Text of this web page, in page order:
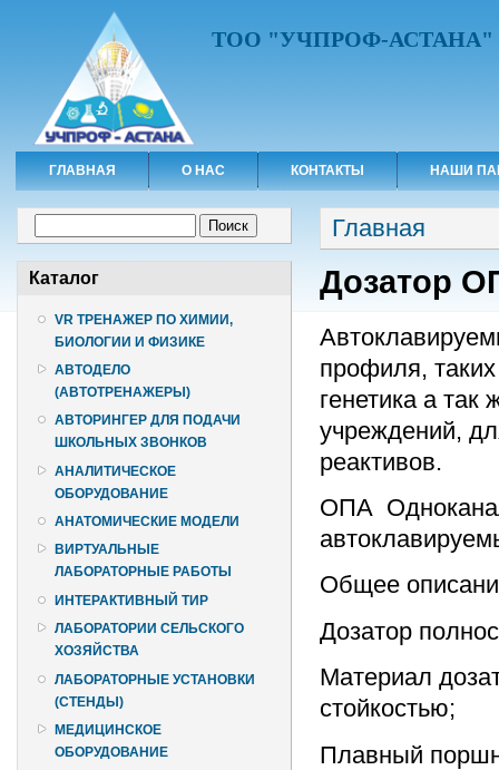
ТОО "УЧПРОФ-АСТАНА"
ГЛАВНАЯ О НАС КОНТАКТЫ НАШИ
Каталог
VR ТРЕНАЖЕР ПО ХИМИИ,
БИОЛОГИИ И ФИЗИКЕ
АВТОДЕЛО
(АВТОТРЕНАЖЕРЫ)
АВТОРИНГЕР ДЛЯ ПОДАЧИ
ШКОЛЬНЫХ ЗВОНКОВ
АНАЛИТИЧЕСКОЕ
ОБОРУДОВАНИЕ
АНАТОМИЧЕСКИЕ МОДЕЛИ
ВИРТУАЛЬНЫЕ
ЛАБОРАТОРНЫЕ РАБОТЫ
ИНТЕРАКТИВНЫЙ ТИР
ЛАБОРАТОРИИ СЕЛЬСКОГО
ХОЗЯЙСТВА
ЛАБОРАТОРНЫЕ УСТАНОВКИ
(СТЕНДЫ)
МЕДИЦИНСКОЕ
ОБОРУДОВАНИЕ
Вы здесь
Главная
Дозатор
профиля,
генетика а так
учреждений,
реактивов.
ОПА
Общее
Дозатор
Материал
стойкостью;
Плавный